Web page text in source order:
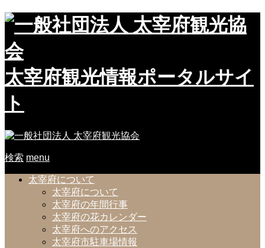
太宰府観光情報ポータルサイ
ト
検索 menu
太宰府について
太宰府について
太宰府の年間行事
太宰府の花カレンダー
太宰府へのアクセス
太宰府市駐車場情報